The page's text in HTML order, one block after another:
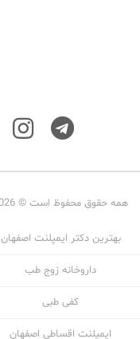
همه حقوق محفوظ است © 2026
بهترین دکتر ایمپلنت اصفهان
داروخانه زوج طب
کفی طبی
ایمپلنت اقساطی اصفهان